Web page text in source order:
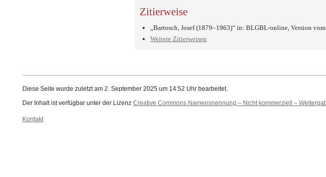
Zitierweise
„Bartosch, Josef (1879–1963)“ in: BLGBL-online, Version
Weitere Zitierweisen
Diese Seite wurde zuletzt am 2. September 2025 um 14:52 Uhr bearbeitet.
Der Inhalt ist verfügbar unter der Lizenz Creative Commons Namensnennung – Nicht kommerziell –
Kontakt